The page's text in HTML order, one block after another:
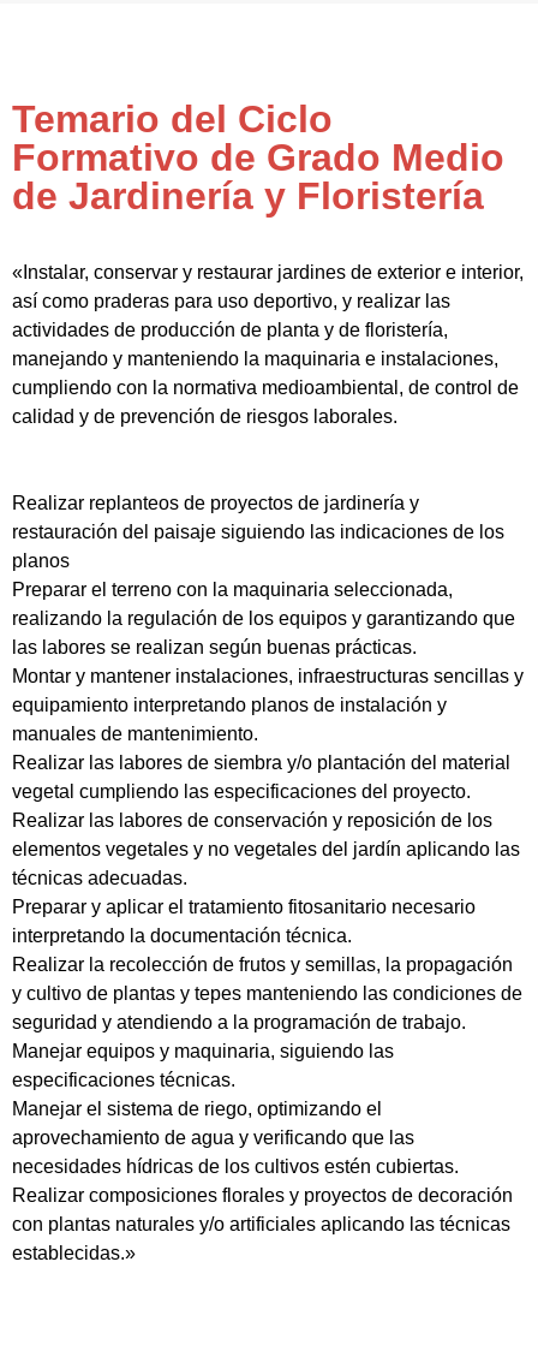
Temario del Ciclo
Formativo de Grado Medio
de Jardinería y Floristería
«Instalar, conservar y restaurar jardines de exterior e interior,
así como praderas para uso deportivo, y realizar las
actividades de producción de planta y de floristería,
manejando y manteniendo la maquinaria e instalaciones,
cumpliendo con la normativa medioambiental, de control de
calidad y de prevención de riesgos laborales.
Realizar replanteos de proyectos de jardinería y
restauración del paisaje siguiendo las indicaciones de los
planos
Preparar el terreno con la maquinaria seleccionada,
realizando la regulación de los equipos y garantizando que
las labores se realizan según buenas prácticas.
Montar y mantener instalaciones, infraestructuras sencillas y
equipamiento interpretando planos de instalación y
manuales de mantenimiento.
Realizar las labores de siembra y/o plantación del material
vegetal cumpliendo las especificaciones del proyecto.
Realizar las labores de conservación y reposición de los
elementos vegetales y no vegetales del jardín aplicando las
técnicas adecuadas.
Preparar y aplicar el tratamiento fitosanitario necesario
interpretando la documentación técnica.
Realizar la recolección de frutos y semillas, la propagación
y cultivo de plantas y tepes manteniendo las condiciones de
seguridad y atendiendo a la programación de trabajo.
Manejar equipos y maquinaria, siguiendo las
especificaciones técnicas.
Manejar el sistema de riego, optimizando el
aprovechamiento de agua y verificando que las
necesidades hídricas de los cultivos estén cubiertas.
Realizar composiciones florales y proyectos de decoración
con plantas naturales y/o artificiales aplicando las técnicas
establecidas.»